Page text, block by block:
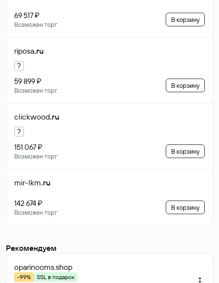
69 517 ₽
Возможен торг
В корзину
riposa.ru
?
59 899 ₽
Возможен торг
В корзину
clickwood.ru
?
151 067 ₽
Возможен торг
В корзину
mir-lkm.ru
142 674 ₽
Возможен торг
В корзину
Рекомендуем
oparinooms.shop
-99%
SSL в подарок